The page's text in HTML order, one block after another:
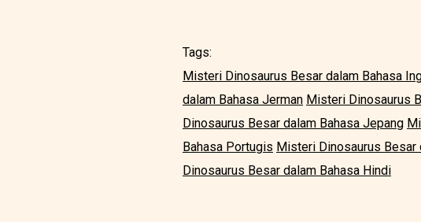
Tags:
Misteri Dinosaurus Besar dalam Bahasa
dalam Bahasa Jerman Misteri Dinosaurus
Dinosaurus Besar dalam Bahasa Jepang
Bahasa Portugis Misteri Dinosaurus Besar
Dinosaurus Besar dalam Bahasa Hindi